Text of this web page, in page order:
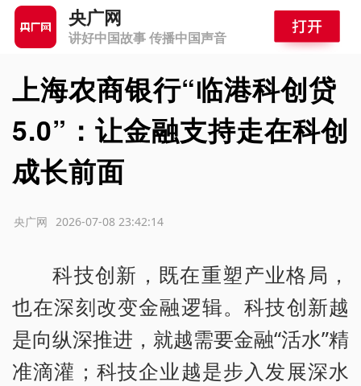
央广网
讲好中国故事 传播中国声音
上海农商银行“临港科创贷
5.0”：让金融支持走在科创
成长前面
2026-07-08 23:42:14
央广网
科技创新，既在重塑产业格局，
也在深刻改变金融逻辑。科技创新越
是向纵深推进，就越需要金融“活水”精
准滴灌；科技企业越是步入发展深水